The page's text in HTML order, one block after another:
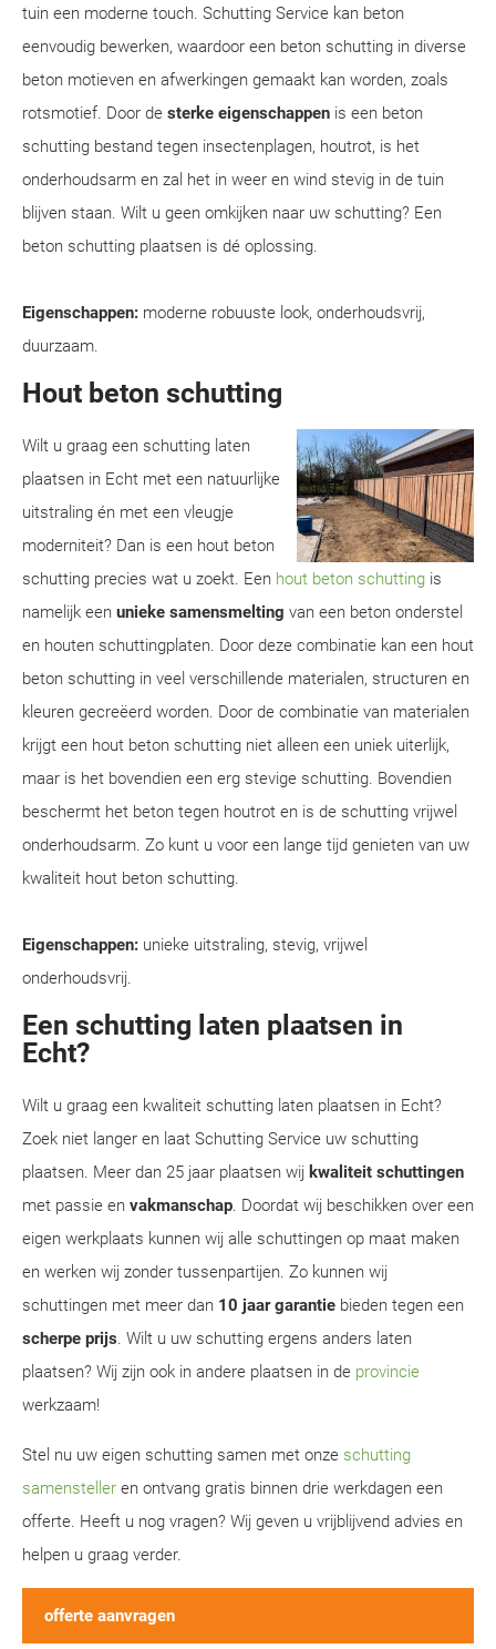
tuin een moderne touch. Schutting Service kan beton
eenvoudig bewerken, waardoor een beton schutting in diverse
beton motieven en afwerkingen gemaakt kan worden, zoals
rotsmotief. Door de sterke eigenschappen is een beton
schutting bestand tegen insectenplagen, houtrot, is het
onderhoudsarm en zal het in weer en wind stevig in de tuin
blijven staan. Wilt u geen omkijken naar uw schutting? Een
beton schutting plaatsen is dé oplossing.
Eigenschappen: moderne robuuste look, onderhoudsvrij,
duurzaam.
Hout beton schutting
Wilt u graag een schutting laten
plaatsen in Echt met een natuurlijke
uitstraling én met een vleugje
moderniteit? Dan is een hout beton
schutting precies wat u zoekt. Een hout beton schutting is
namelijk een unieke samensmelting van een beton onderstel
en houten schuttingplaten. Door deze combinatie kan een hout
beton schutting in veel verschillende materialen, structuren en
kleuren gecreëerd worden. Door de combinatie van materialen
krijgt een hout beton schutting niet alleen een uniek uiterlijk,
maar is het bovendien een erg stevige schutting. Bovendien
beschermt het beton tegen houtrot en is de schutting vrijwel
onderhoudsarm. Zo kunt u voor een lange tijd genieten van uw
kwaliteit hout beton schutting.
Eigenschappen: unieke uitstraling, stevig, vrijwel
onderhoudsvrij.
Een schutting laten plaatsen in
Echt?
Wilt u graag een kwaliteit schutting laten plaatsen in Echt?
Zoek niet langer en laat Schutting Service uw schutting
plaatsen. Meer dan 25 jaar plaatsen wij kwaliteit schuttingen
met passie en vakmanschap. Doordat wij beschikken over een
eigen werkplaats kunnen wij alle schuttingen op maat maken
en werken wij zonder tussenpartijen. Zo kunnen wij
schuttingen met meer dan 10 jaar garantie bieden tegen een
scherpe prijs. Wilt u uw schutting ergens anders laten
plaatsen? Wij zijn ook in andere plaatsen in de provincie
werkzaam!
Stel nu uw eigen schutting samen met onze schutting
samensteller en ontvang gratis binnen drie werkdagen een
offerte. Heeft u nog vragen? Wij geven u vrijblijvend advies en
helpen u graag verder.
offerte aanvragen